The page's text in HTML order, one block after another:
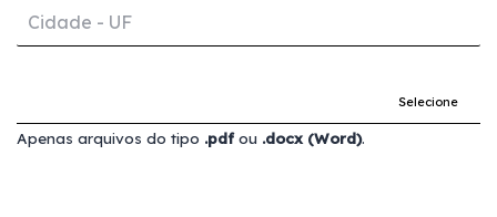
Selecione
Apenas arquivos do tipo .pdfou .docx (Word).